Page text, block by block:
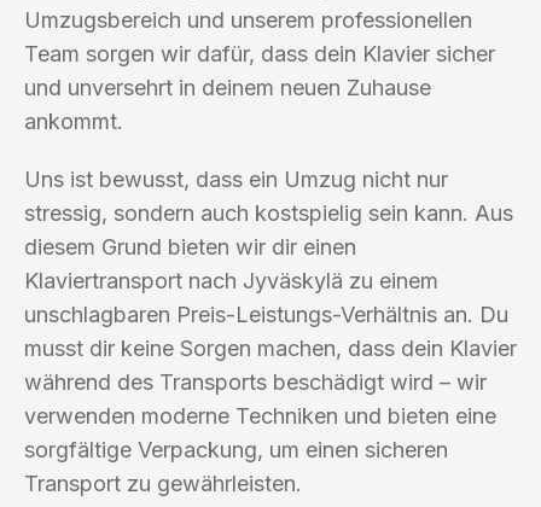
Umzugsbereich und unserem professionellen
Team sorgen wir dafür, dass dein Klavier sicher
und unversehrt in deinem neuen Zuhause
ankommt.
Uns ist bewusst, dass ein Umzug nicht nur
stressig, sondern auch kostspielig sein kann. Aus
diesem Grund bieten wir dir einen
Klaviertransport nach Jyväskylä zu einem
unschlagbaren Preis-Leistungs-Verhältnis an. Du
musst dir keine Sorgen machen, dass dein Klavier
während des Transports beschädigt wird – wir
verwenden moderne Techniken und bieten eine
sorgfältige Verpackung, um einen sicheren
Transport zu gewährleisten.